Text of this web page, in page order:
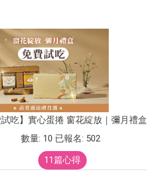
試吃】實心蛋捲 窗花綻放｜彌月禮盒
數量: 10 已報名: 502
11篇心得